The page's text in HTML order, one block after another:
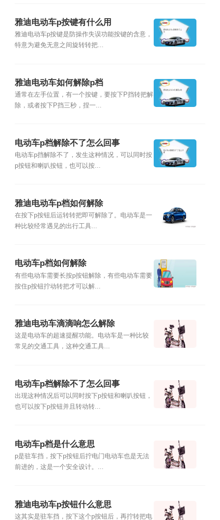
雅迪电动车p按键有什么用
雅迪电动车p按键是防操作失误功能按键的含意，
特意为避免无意之间旋转转把...
雅迪电动车如何解除p档
通常在左手位置，有一个按键，要按下P挡转把解
除，或者按下P挡三秒，捏一...
电动车p档解除不了怎么回事
电动车p挡解除不了，发生这种情况，可以同时按
p按钮和喇叭按钮，也可以按...
雅迪电动车p档如何解除
在按下p按钮后运转转把即可解除了。电动车是一
种比较经常遇见的出行工具...
电动车p档如何解除
有些电动车需要长按p按钮解除，有些电动车需要
按住p按钮拧动转把才可以解...
雅迪电动车滴滴响怎么解除
这是电动车的超速提醒功能。电动车是一种比较
常见的交通工具，这种交通工具...
电动车p档解除不了怎么回事
出现这种情况后可以同时按下p按钮和喇叭按钮，
也可以按下p按钮并且转动转...
电动车p档是什么意思
p是驻车挡，按下p按钮后拧电门电动车也是无法
前进的，这是一个安全设计。...
雅迪电动车p按钮什么意思
这其实是驻车挡，按下这个p按钮后，再拧转把电